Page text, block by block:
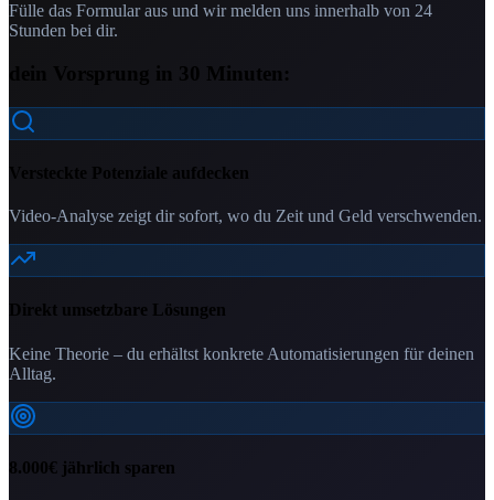
Fülle das Formular aus und wir melden uns innerhalb von 24
Stunden bei dir.
dein Vorsprung in 30 Minuten:
Versteckte Potenziale aufdecken
Video-Analyse zeigt dir sofort, wo du Zeit und Geld verschwenden.
Direkt umsetzbare Lösungen
Keine Theorie – du erhältst konkrete Automatisierungen für deinen
Alltag.
8.000€ jährlich sparen